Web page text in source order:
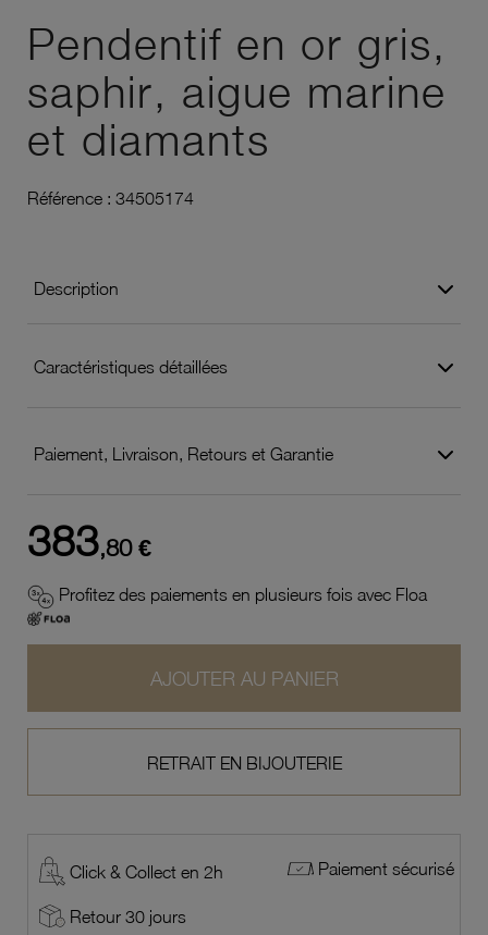
Pendentif en or gris,
saphir, aigue marine
et diamants
Référence : 34505174
Description
Caractéristiques détaillées
Paiement, Livraison, Retours et Garantie
383,80 €
Profitez des paiements en plusieurs fois avec Floa
AJOUTER AU PANIER
RETRAIT EN BIJOUTERIE
Click & Collect en 2h Paiement sécurisé
Retour 30 jours